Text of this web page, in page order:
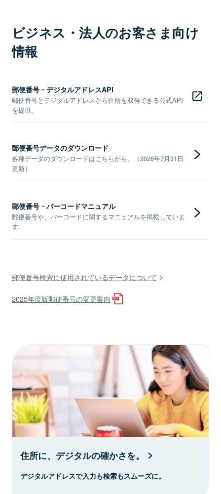
ビジネス・法人のお客さま向け
情報
郵便番号・デジタルアドレスAPI
郵便番号とデジタルアドレスから住所を取得できる公式API
を提供。
郵便番号データのダウンロード
各種データのダウンロードはこちらから。（2026年7月31日
更新）
郵便番号・バーコードマニュアル
郵便番号や、バーコードに関するマニュアルを掲載していま
す。
郵便番号検索に使用されているデータについて
2025年度版郵便番号の変更案内
住所に、デジタルの確かさを。
デジタルアドレスで入力も検索もスムーズに。